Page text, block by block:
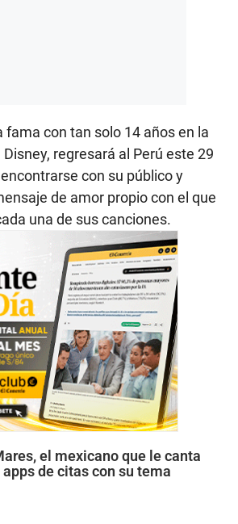
fama con tan solo 14 años en la
Disney, regresará al Perú este 29
con su público y
de amor propio con el que
una de sus canciones.
el mexicano que le canta
de citas con su tema